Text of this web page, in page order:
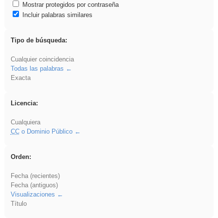
Mostrar protegidos por contraseña
Incluir palabras similares
Tipo de búsqueda:
Cualquier coincidencia
Todas las palabras
Exacta
Licencia:
Cualquiera
CCo Dominio Público
Orden:
Fecha (recientes)
Fecha (antiguos)
Visualizaciones
Título